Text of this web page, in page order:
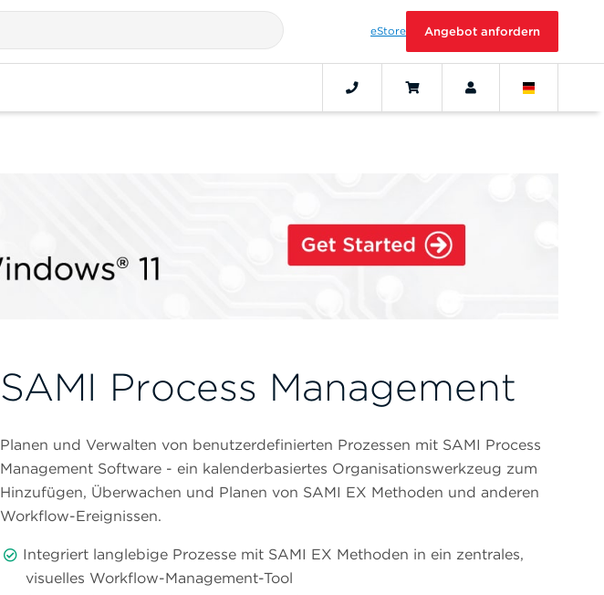
eStore Angebot anfordern
SAMI Process Management
Planen und Verwalten von benutzerdefinierten Prozessen mit SAMI Process
Management Software - ein kalenderbasiertes Organisationswerkzeug zum
Hinzufügen, Überwachen und Planen von SAMI EX Methoden und anderen
Workflow-Ereignissen.
Integriert langlebige Prozesse mit SAMI EX Methoden in ein zentrales,
visuelles Workflow-Management-Tool